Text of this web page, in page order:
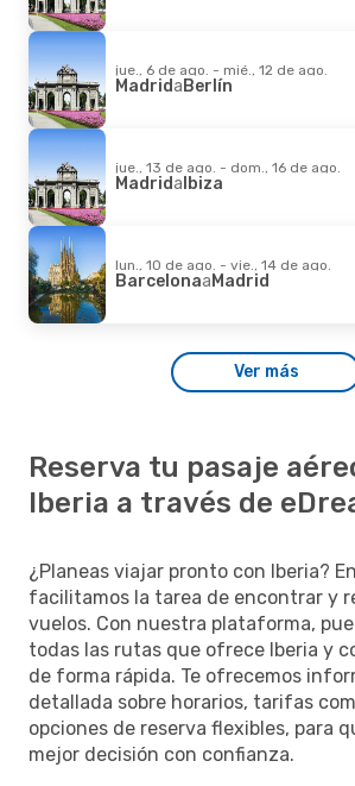
jue., 6 de ago. - mié., 12 de ago.
MadridaBerlín
jue., 13 de ago. - dom., 16 de ago.
MadridaIbiza
lun., 10 de ago. - vie., 14 de ago.
BarcelonaaMadrid
Ver más
Reserva tu pasaje
Iberia a través de
¿Planeas viajar pronto con Iberia?
facilitamos la tarea de encontrar y
vuelos. Con nuestra plataforma,
todas las rutas que ofrece Iberia y
de forma rápida. Te ofrecemos
detallada sobre horarios, tarifas
opciones de reserva flexibles, para
mejor decisión con confianza.